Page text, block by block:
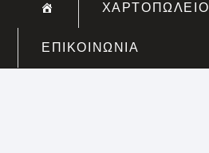
ΧΑΡΤΟΠΩΛΕΙΟ
ΕΠΙΚΟΙΝΩΝΙΑ